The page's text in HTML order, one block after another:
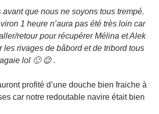
que nous ne soyons tous trempé.
1 heure n’aura pas été très loin car
retour pour récupérer Mélina et Alek
les rivages de bâbord et de tribord tous
lol 🙂 😉 .
profité d’une douche bien fraiche à
car notre redoutable navire était bien